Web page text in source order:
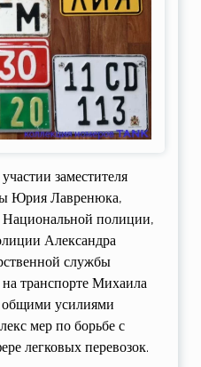
заместителя
Юрия Лавренюка,
Национальной полиции,
Александра
службы
транспорте Михаила
общими усилиями
мер по борьбе с
легковых перевозок.